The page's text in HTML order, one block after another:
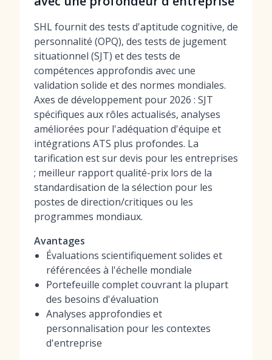
SHL fournit des tests d'aptitude cognitive, de
personnalité (OPQ), des tests de jugement
situationnel (SJT) et des tests de
compétences approfondis avec une
validation solide et des normes mondiales.
Axes de développement pour 2026 : SJT
spécifiques aux rôles actualisés, analyses
améliorées pour l'adéquation d'équipe et
intégrations ATS plus profondes. La
tarification est sur devis pour les entreprises
; meilleur rapport qualité-prix lors de la
standardisation de la sélection pour les
postes de direction/critiques ou les
programmes mondiaux.
Avantages
Évaluations scientifiquement solides et
référencées à l'échelle mondiale
Portefeuille complet couvrant la plupart
des besoins d'évaluation
Analyses approfondies et
personnalisation pour les contextes
d'entreprise